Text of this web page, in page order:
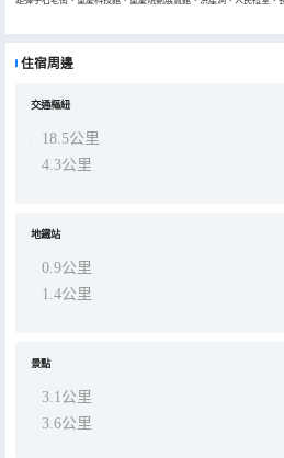
多，配套設施一應俱全，酒店特色江景房直觀長江景，遠眺朝天門長
酒店提供免費早餐，菜品多樣，口味十足，且提供24小時熱水、獨立
住宿周邊
交通樞紐
18.5公里
4.3公里
地鐵站
0.9公里
1.4公里
景點
3.1公里
3.6公里